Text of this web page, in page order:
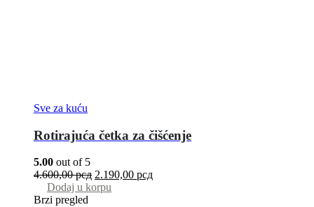
Sve za kuću
Rotirajuća četka za čišćenje
5.00 out of 5
4.600,00рсд 2.190,00 рсд
Dodaj u korpu
Brzi pregled